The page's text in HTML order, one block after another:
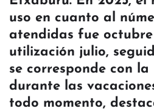
uso en cuanto al
atendidas fue
utilización julio,
se corresponde con
durante las
todo momento,